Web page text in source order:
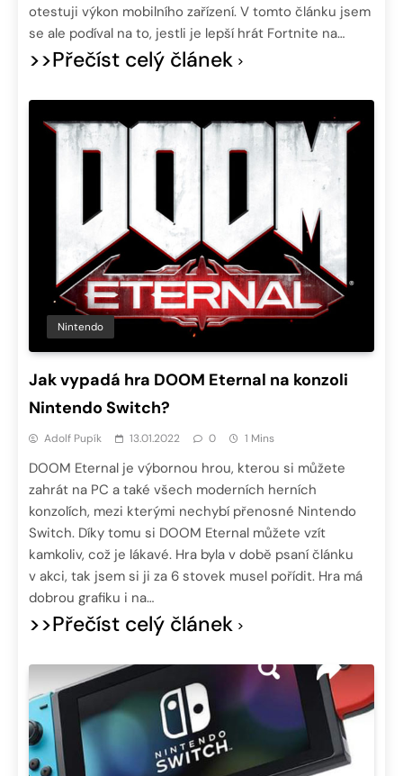
otestuji výkon mobilního zařízení. V tomto článku jsem
se ale podíval na to, jestli je lepší hrát Fortnite na…
>>Přečíst celý článek
Nintendo
Jak vypadá hra DOOM Eternal na konzoli
Nintendo Switch?
Adolf Pupík 13.01.2022 0 1 Mins
DOOM Eternal je výbornou hrou, kterou si můžete
zahrát na PC a také všech moderních herních
konzolích, mezi kterými nechybí přenosné Nintendo
Switch. Díky tomu si DOOM Eternal můžete vzít
kamkoliv, což je lákavé. Hra byla v době psaní článku
v akci, tak jsem si ji za 6 stovek musel pořídit. Hra má
dobrou grafiku i na…
>>Přečíst celý článek